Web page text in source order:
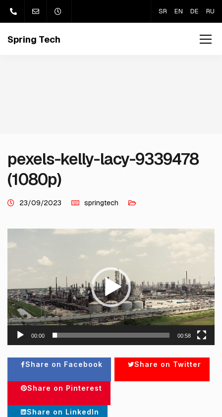
SR EN DE RU
pexels-kelly-lacy-9339478
(1080p)
23/09/2023 springtech
00:00 00:58
Share on Facebook Share on Twitter
Share on Pinterest
Share on LinkedIn